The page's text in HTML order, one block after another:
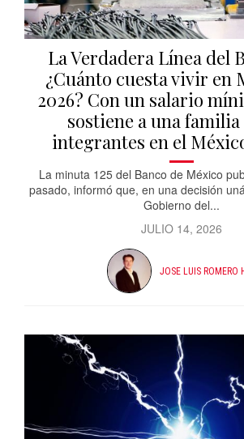
La Verdadera Línea del
¿Cuánto cuesta vivir en
2026? Con un salario
sostiene a una familia
integrantes en el
La minuta 125 del Banco de México
pasado, informó que, en una decisión
Gobierno del...
JULIO 14, 2026
JOSE LUIS ROMERO